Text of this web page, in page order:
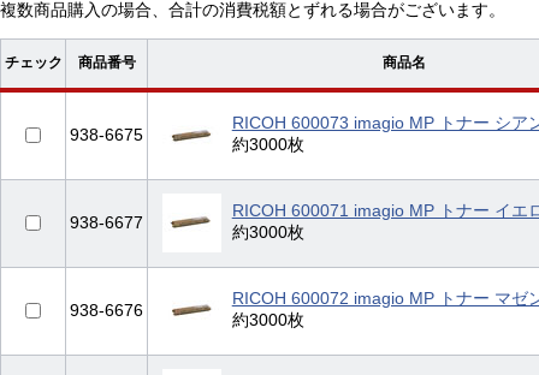
複数商品購入の場合、合計の消費税額とずれる場合がございます。
チェック 商品番号 商品名
938-6675
RICOH 600073 imagio MP トナー シア
約3000枚
938-6677
RICOH 600071 imagio MP トナー イエ
約3000枚
938-6676
RICOH 600072 imagio MP トナー マゼ
約3000枚